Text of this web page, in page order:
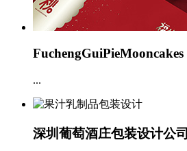
FuchengGuiPieMooncakes
...
深圳葡萄酒庄包装设计公司